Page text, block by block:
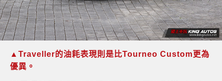
▲Traveller的油耗表現則是比Tourneo Custom更為
優異。